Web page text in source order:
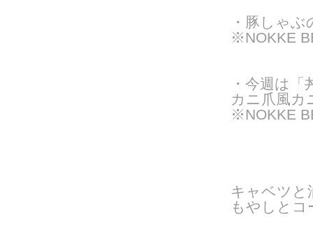
・豚しゃ
※NOKKE
・今週は
カニ爪風カ
※NOKKE
キャベツと
もやしとコ